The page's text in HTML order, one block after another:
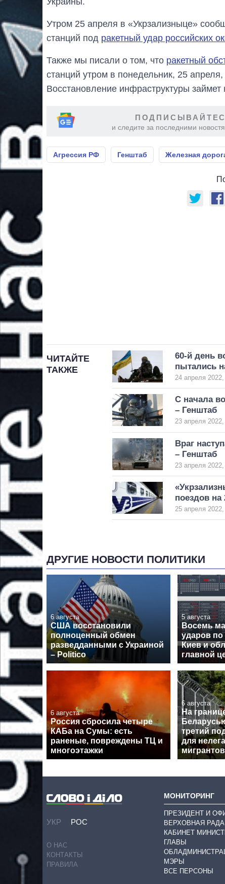
Утром 25 апреля в «Укрзализныце»
станций под ракетный удар российских
Также мы писали о том, что ракетный
станций утром в понедельник, 25
Восстановление инфраструктуры займет
и следите за последними
Агрессия РФ Генштаб Железная
ЧИТАЙТЕ
ТАКЖЕ
60-й день
пытались
24 апреля
С начала
– Генштаб
23 апреля
Враг
– Генштаб
23 апреля
поездов на
25 апреля
ДРУГИЕ НОВОСТИ ПОЛИТИКИ
6 августа
США восстановили
полноценный обмен
разведданными с Украиной
– Politico
5 августа
Восемь
ударов по
Киев и
главной
6 августа
Россия сбросила четыре
КАБа на Сумы: есть
раненые, повреждены ТЦ и
многоэтажки
6 августа
На
третий
для
мигрантов
УКР РОС
О НАС
КОНТАКТЫ
ПРАВИЛА
МОНИТОРИНГ
ПРЕЗИДЕНТ И
ВЕРХОВНАЯ РАДА
КАБИНЕТ
ГЛАВЫ
МЭРЫ
ВСЕ ПЕРСОНЫ